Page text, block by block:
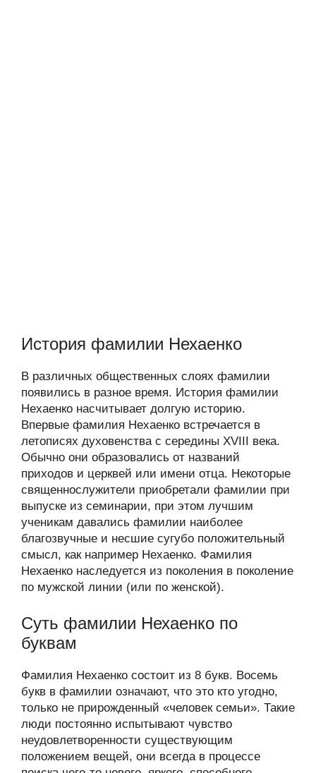
История фамилии Нехаенко
В различных общественных слоях фамилии
появились в разное время. История фамилии
Нехаенко насчитывает долгую историю.
Впервые фамилия Нехаенко встречается в
летописях духовенства с середины XVIII века.
Обычно они образовались от названий
приходов и церквей или имени отца. Некоторые
священнослужители приобретали фамилии при
выпуске из семинарии, при этом лучшим
ученикам давались фамилии наиболее
благозвучные и несшие сугубо положительный
смысл, как например Нехаенко. Фамилия
Нехаенко наследуется из поколения в поколение
по мужской линии (или по женской).
Суть фамилии Нехаенко по
буквам
Фамилия Нехаенко состоит из 8 букв. Восемь
букв в фамилии означают, что это кто угодно,
только не прирожденный «человек семьи». Такие
люди постоянно испытывают чувство
неудовлетворенности существующим
положением вещей, они всегда в процессе